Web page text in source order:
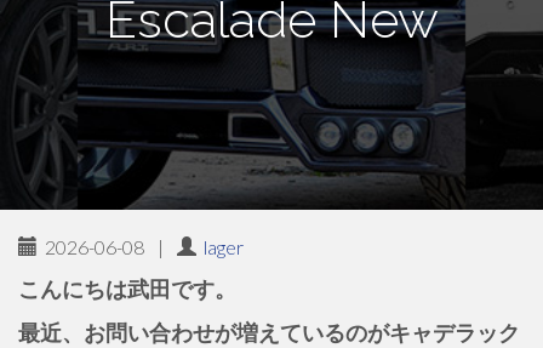
Escalade New
2026-06-08 | lager
こんにちは武田です。
最近、お問い合わせが増えているのがキャデラック